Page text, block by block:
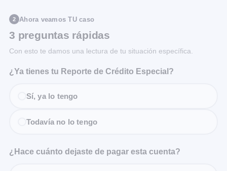
2 Ahora veamos TU caso
3 preguntas rápidas
Con esto te damos una lectura de tu situación específica.
¿Ya tienes tu Reporte de Crédito Especial?
Sí, ya lo tengo
Todavía no lo tengo
¿Hace cuánto dejaste de pagar esta cuenta?